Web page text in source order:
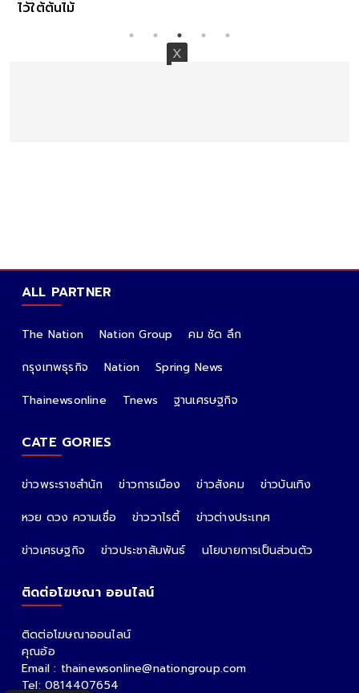
ALL PARTNER
The Nation Nation Group
คม ชัด ลึก
กรุงเทพธุรกิจ
Nation
Spring News
Thainewsonline
Tnews ฐานเศรษฐกิจ
CATE GORIES
ข่าวพระราชสำนัก ข่าวการเมือง ข่าวสังคม
ข่าวบันเทิง
หวย ดวง ความเชื่อ
ข่าววาไรตี้
ข่าวต่างประเทศ
ข่าวเศรษฐกิจ
ข่าวประชาสัมพันธ์ นโยบายการเป็นส่วนตัว
ติดต่อโฆษณา ออนไลน์
ติดต่อโฆษณาออนไลน์
คุณอ้อ
Email : thainewsonline@nationgroup.com
Tel: 0814407654